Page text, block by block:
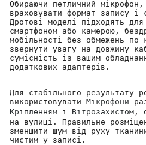
Обираючи петличний мікрофон,
враховувати формат запису і
Дротові моделі підходять
смартфоном або камерою,
мобільності без обмежень по
звернути увагу на довжину
сумісність із вашим
додаткових адаптерів.
Для стабільного результату
використовувати Мікрофони
Кріпленням і Вітрозахистом ,
на вулиці. Правильне
зменшити шум від руху
чистим у записі.